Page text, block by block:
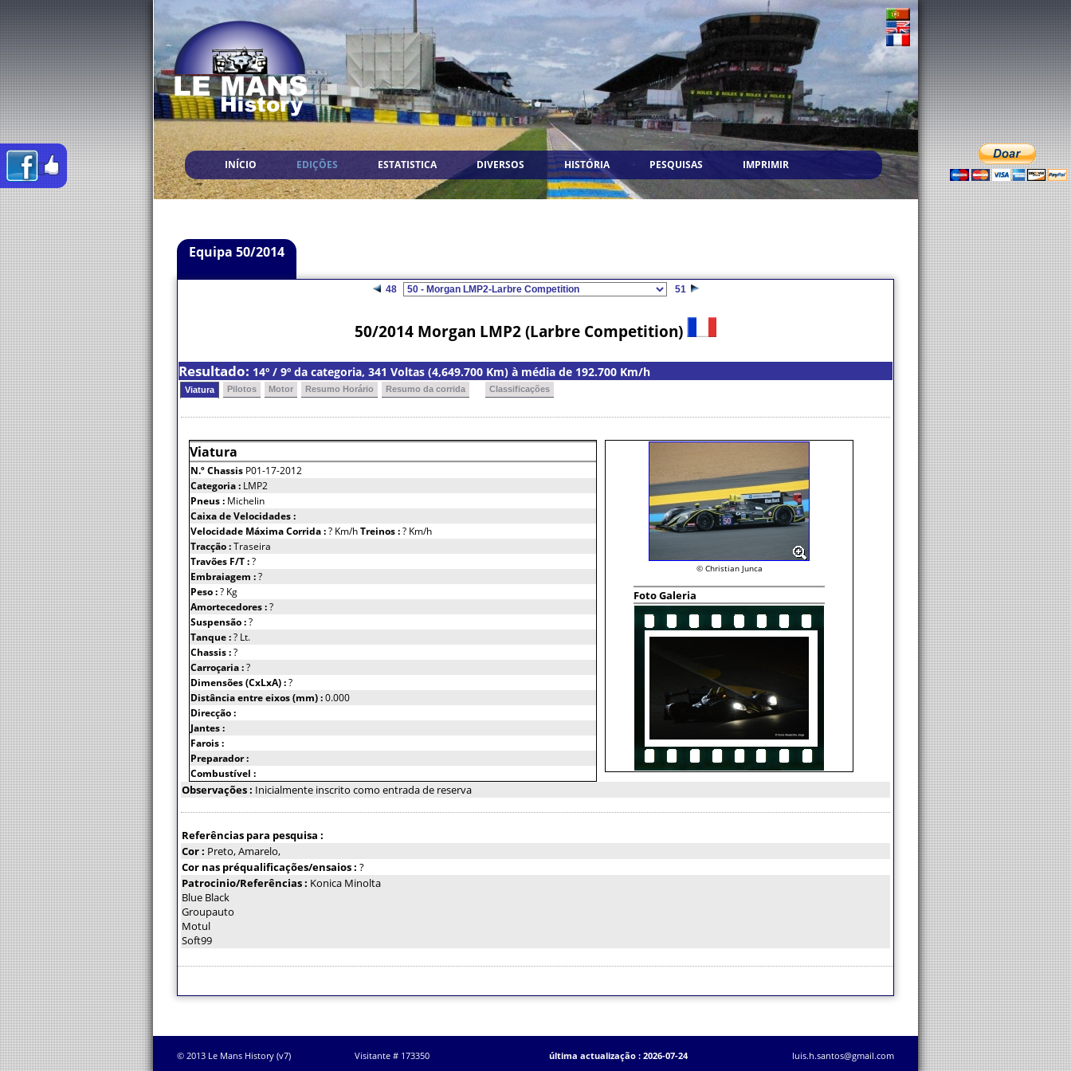
INÍCIO EDIÇÕES ESTATISTICA DIVERSOS HISTÓRIA PESQUISAS IMPRIMIR
Equipa 50/2014
48 51
50/2014 Morgan LMP2 (Larbre Competition)
Resultado: 14º / 9º da categoria, 341 Voltas (4,649.700 Km) à média de 192.700 Km/h
Viatura Pilotos Motor Resumo Horário Resumo da corrida Classificações
Viatura
N.º Chassis P01-17-2012
Categoria : LMP2
Pneus : Michelin
Caixa de Velocidades :
Velocidade Máxima Corrida :? Km/hTreinos :? Km/h
Tracção :Traseira
Travões F/T :?
Embraiagem :?
Peso :? Kg
Amortecedores :?
Suspensão :?
Tanque :? Lt.
Chassis :?
Carroçaria :?
Dimensões (CxLxA) :?
Distância entre eixos (mm) :0.000
Direcção :
Jantes :
Farois :
Preparador :
Combustível :
© Christian Junca
Foto Galeria
Observações : Inicialmente inscrito como entrada de reserva
Referências para pesquisa :
Cor : Preto, Amarelo,
Cor nas préqualificações/ensaios : ?
Patrocinio/Referências : Konica Minolta
Blue Black
Groupauto
Motul
Soft99
© 2013 Le Mans History (v7) Visitante # 173350 última actualização : 2026-07-24 luis.h.santos@gmail.com